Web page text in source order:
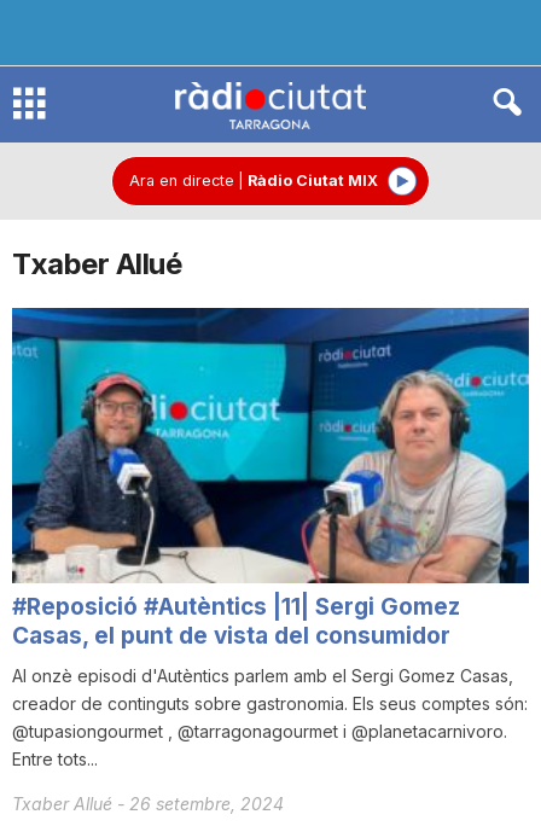
R
d
i
C
i
u
a
Ara en directe Ràdio Ciutat MIX
Txaber Allué
#Reposició #Autèntics |11| Sergi Gomez
Casas, el punt de vista del consumidor
Al onzè episodi d'Autèntics parlem amb el Sergi Gomez Casas,
creador de continguts sobre gastronomia. Els seus comptes són:
@tupasiongourmet , @tarragonagourmet i @planetacarnivoro.
Entre tots...
Txaber Allué - 26 setembre, 2024